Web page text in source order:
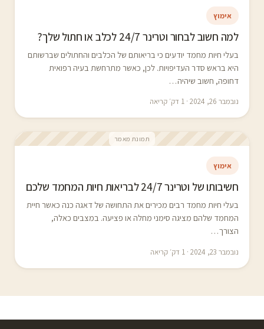
אימוץ
למה חשוב לבחור וטרינר 24/7 לכלב או חתול שלך?
בעלי חיות מחמד יודעים כי בריאותם של הכלבים והחתולים שברשותם
היא בראש סדר העדיפויות. לכן, כאשר מתרחשת בעיה רפואית
דחופה, חשוב שיהיה…
נובמבר 26, 2024 · 1 דק׳ קריאה
תמונת מאמר
אימוץ
חשיבותו של וטרינר 24/7 לבריאות חיות המחמד שלכם
בעלי חיות מחמד רבים מכירים את התחושה של דאגה כנה כאשר חיית
המחמד שלהם מציגה סימני מחלה או פציעה. במצבים כאלה,
הצורך…
נובמבר 23, 2024 · 1 דק׳ קריאה